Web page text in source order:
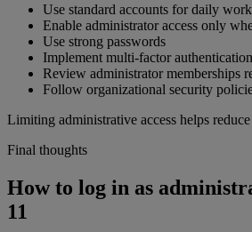
Use standard accounts for daily work
Enable administrator access only
Use strong passwords
Implement multi-factor
Review administrator memberships
Follow organizational security
Limiting administrative access helps
Final thoughts
How to log in as
11